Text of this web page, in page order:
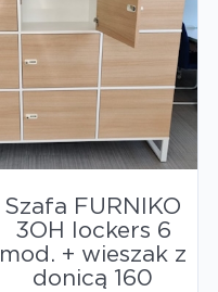
Szafa FURNIKO
3OH lockers 6
mod. + wieszak z
donicą 160